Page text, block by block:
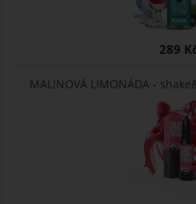
289
MALINOVÁ LIMONÁDA -